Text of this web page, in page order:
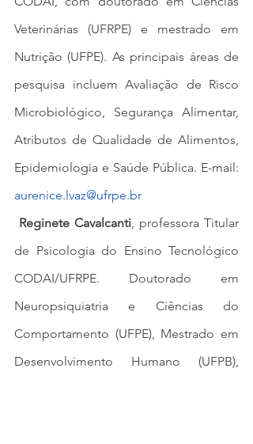
Veterinárias (UFRPE) e mestrado em
Nutrição (UFPE). As principais áreas de
pesquisa incluem Avaliação de Risco
Microbiológico, Segurança Alimentar,
Atributos de Qualidade de Alimentos,
aurenice.lvaz@ufrpe.br
Reginete Cavalcanti , professora Titular
de Psicologia do Ensino Tecnológico
CODAI/UFRPE. Doutorado em
Neuropsiquiatria e Ciências do
Comportamento (UFPE), Mestrado em
Desenvolvimento Humano (UFPB),